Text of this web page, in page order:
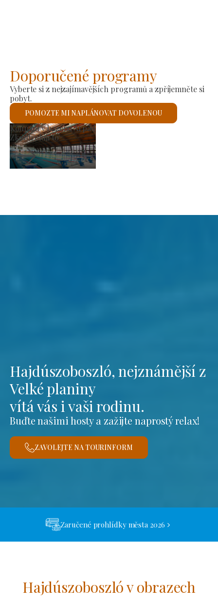
Doporučené programy
Vyberte si z nejzajímavějších programů a zpříjemněte si
pobyt.
POMOZTE MI NAPLÁNOVAT DOVOLENOU
Výrobní trh
Zkontroluji to
Hajdúszoboszló, nejznámější z
Velké planiny
vítá vás i vaši rodinu.
Buďte našimi hosty a zažijte naprostý relax!
ZAVOLEJTE NA TOURINFORM
Zaručené prohlídky města 2026
Hajdúszoboszló v obrazech